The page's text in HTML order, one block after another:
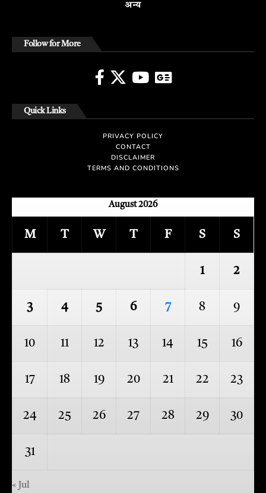
अन्य
Follow for More
Quick Links
PRIVACY POLICY
CONTACT
DISCLAIMER
TERMS AND CONDITIONS
August 2026
M T W T F S S
1 2
3 4 5 6 7 8 9
10 11 12 13 14 15 16
17 18 19 20 21 22 23
24 25 26 27 28 29 30
31
« Jul